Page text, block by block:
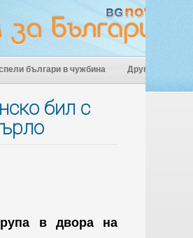
българи в чужбина Други
бил с
в двора на